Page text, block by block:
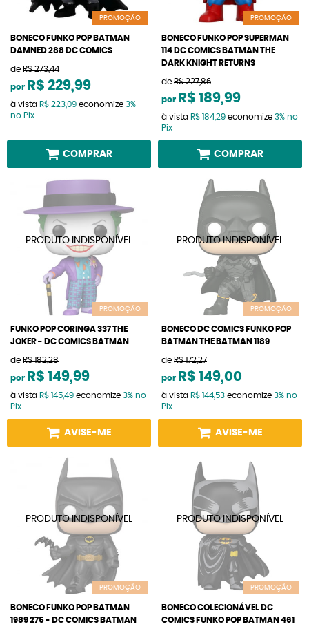
PROMOÇÃO
BONECO FUNKO POP BATMAN
DAMNED 288 DC COMICS
de R$ 273,44
por R$ 229,99
à vista R$ 223,09 economize 3%
no Pix
COMPRAR
PROMOÇÃO
BONECO FUNKO POP SUPERMAN
114 DC COMICS BATMAN THE
DARK KNIGHT RETURNS
de R$ 227,86
por R$ 189,99
à vista R$ 184,29 economize 3% no
Pix
COMPRAR
PROMOÇÃO
FUNKO POP CORINGA 337 THE
JOKER - DC COMICS BATMAN
de R$ 182,28
por R$ 149,99
à vista R$ 145,49 economize 3% no
Pix
AVISE-ME
PROMOÇÃO
BONECO DC COMICS FUNKO POP
BATMAN THE BATMAN 1189
de R$ 172,27
por R$ 149,00
à vista R$ 144,53 economize 3% no
Pix
AVISE-ME
PROMOÇÃO
BONECO FUNKO POP BATMAN
1989 275 - DC COMICS BATMAN
PROMOÇÃO
BONECO COLECIONÁVEL DC
COMICS FUNKO POP BATMAN 461